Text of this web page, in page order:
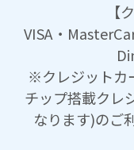
【
VISA・
※クレジットカ
チップ搭載クレ
なります)のご